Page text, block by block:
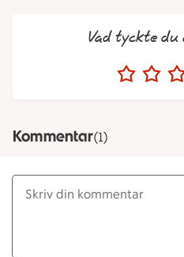
Vad tyckte du
Kommentar(1)